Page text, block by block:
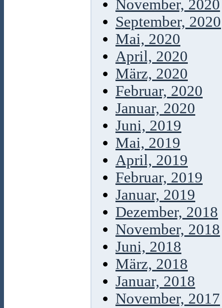
November, 2020
September, 2020
Mai, 2020
April, 2020
März, 2020
Februar, 2020
Januar, 2020
Juni, 2019
Mai, 2019
April, 2019
Februar, 2019
Januar, 2019
Dezember, 2018
November, 2018
Juni, 2018
März, 2018
Januar, 2018
November, 2017